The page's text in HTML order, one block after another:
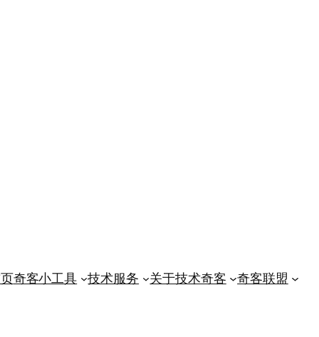
奇客小工具 技术服务 关于技术奇客 奇客联盟